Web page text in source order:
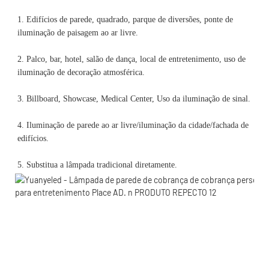
1. Edifícios de parede, quadrado, parque de diversões, ponte de
2. Palco, bar, hotel, salão de dança, local de entretenimento, uso de
4. Iluminação de parede ao ar livre/iluminação da cidade/fachada de